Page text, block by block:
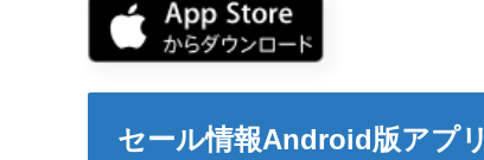
セール情報Android版アプリ